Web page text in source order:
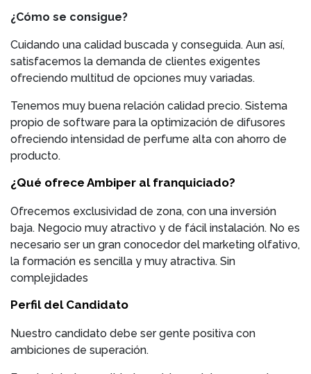
¿Cómo se consigue?
Cuidando una calidad buscada y conseguida. Aun así,
satisfacemos la demanda de clientes exigentes
ofreciendo multitud de opciones muy variadas.
Tenemos muy buena relación calidad precio. Sistema
propio de software para la optimización de difusores
ofreciendo intensidad de perfume alta con ahorro de
producto.
¿Qué ofrece Ambiper al franquiciado?
Ofrecemos exclusividad de zona, con una inversión
baja. Negocio muy atractivo y de fácil instalación. No es
necesario ser un gran conocedor del marketing olfativo,
la formación es sencilla y muy atractiva. Sin
complejidades
Perfil del Candidato
Nuestro candidato debe ser gente positiva con
ambiciones de superación.